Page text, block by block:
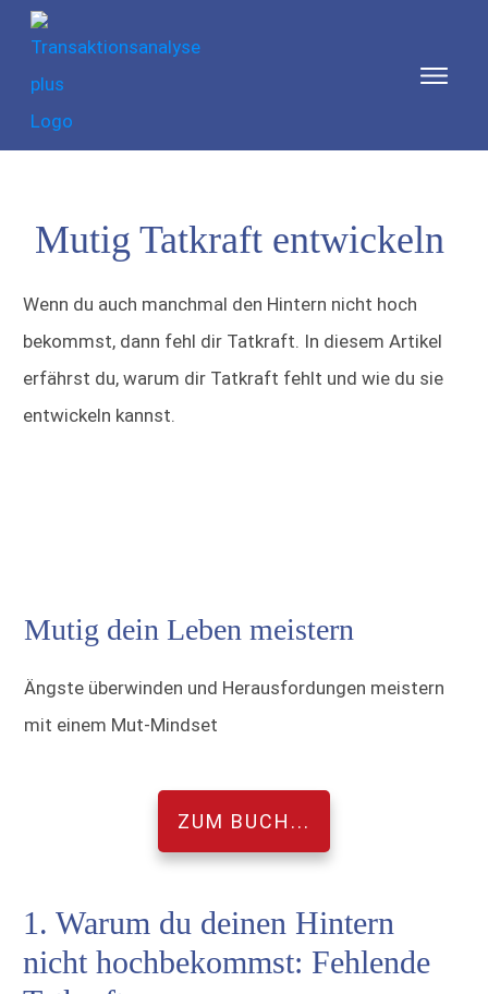
Mutig Tatkraft entwickeln
Wenn du auch manchmal den Hintern nicht hoch
bekommst, dann fehl dir Tatkraft. In diesem Artikel
erfährst du, warum dir Tatkraft fehlt und wie du sie
entwickeln kannst.
Mutig dein Leben meistern
Ängste überwinden und Herausfordungen meistern
mit einem Mut-Mindset
ZUM BUCH...
1. Warum du deinen Hintern
nicht hochbekommst: Fehlende